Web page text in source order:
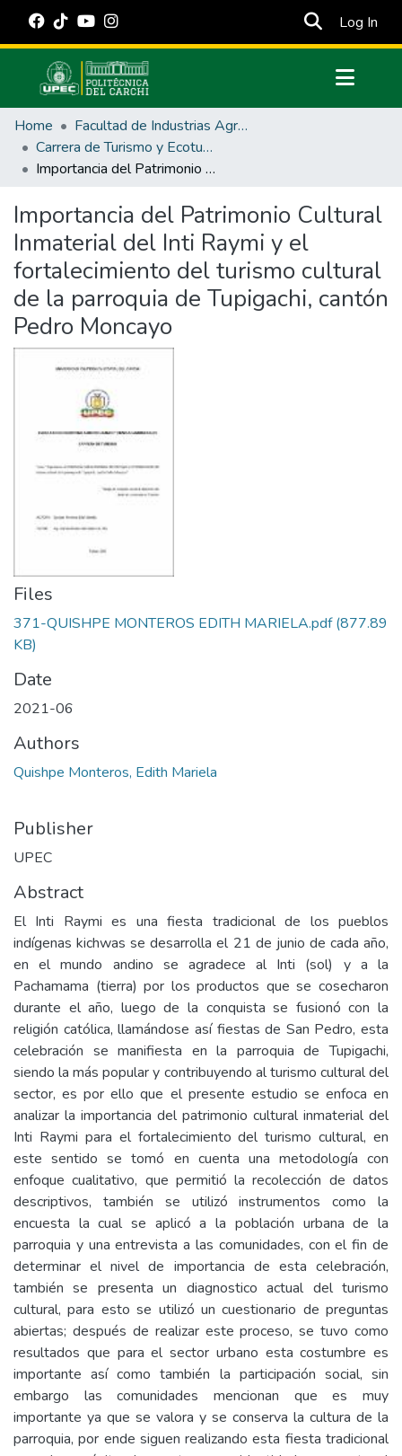
Log In
Communities & Collections
All of DSpace
Statistics
Estadísticas Externas
Manuales
Home
Facultad de Industrias Agropecuarias y Ciencias Ambientales
Carrera de Turismo y Ecoturimo
Importancia del Patrimonio Cultural Inmaterial del Inti Raymi y el fortalecimiento del turismo cultural de la parroquia de Tupigachi, cantón Pedro Moncayo
Importancia del Patrimonio Cultural
Inmaterial del Inti Raymi y el
fortalecimiento del turismo cultural
de la parroquia de Tupigachi, cantón
Pedro Moncayo
Files
371-QUISHPE MONTEROS EDITH MARIELA.pdf(877.89
KB)
Date
2021-06
Authors
Quishpe Monteros, Edith Mariela
Publisher
UPEC
Abstract
El Inti Raymi es una fiesta tradicional de los pueblos
indígenas kichwas se desarrolla el 21 de junio de cada año,
en el mundo andino se agradece al Inti (sol) y a la
Pachamama (tierra) por los productos que se cosecharon
durante el año, luego de la conquista se fusionó con la
religión católica, llamándose así fiestas de San Pedro, esta
celebración se manifiesta en la parroquia de Tupigachi,
siendo la más popular y contribuyendo al turismo cultural del
sector, es por ello que el presente estudio se enfoca en
analizar la importancia del patrimonio cultural inmaterial del
Inti Raymi para el fortalecimiento del turismo cultural, en
este sentido se tomó en cuenta una metodología con
enfoque cualitativo, que permitió la recolección de datos
descriptivos, también se utilizó instrumentos como la
encuesta la cual se aplicó a la población urbana de la
parroquia y una entrevista a las comunidades, con el fin de
determinar el nivel de importancia de esta celebración,
también se presenta un diagnostico actual del turismo
cultural, para esto se utilizó un cuestionario de preguntas
abiertas; después de realizar este proceso, se tuvo como
resultados que para el sector urbano esta costumbre es
importante así como también la participación social, sin
embargo las comunidades mencionan que es muy
importante ya que se valora y se conserva la cultura de la
parroquia, por ende siguen realizando esta fiesta tradicional